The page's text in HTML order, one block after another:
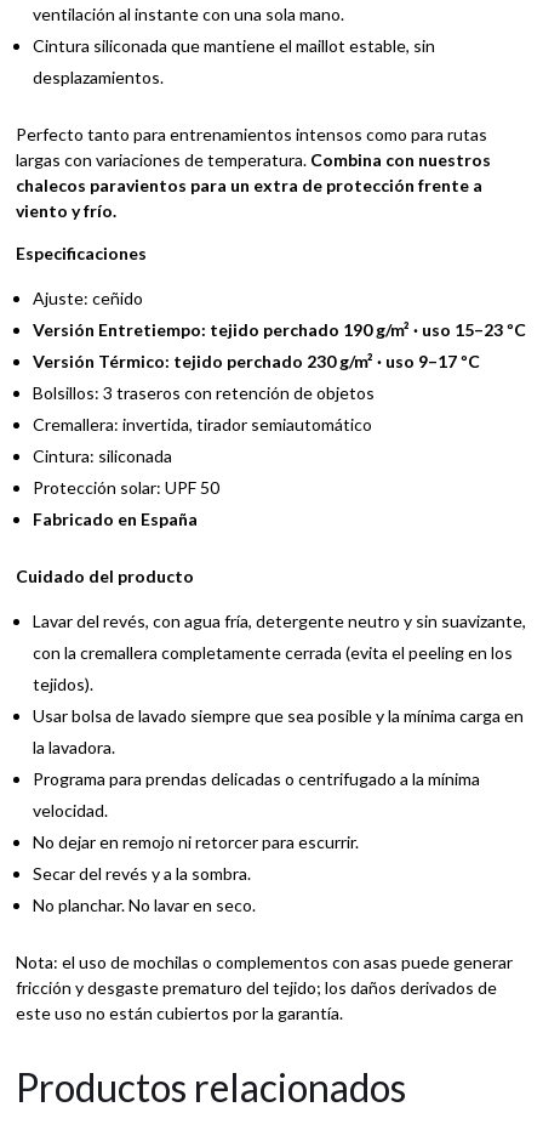
ventilación al instante con una sola mano.
Cintura siliconada que mantiene el maillot estable, sin
desplazamientos.
Perfecto tanto para entrenamientos intensos como para rutas
largas con variaciones de temperatura. Combina con nuestros
chalecos paravientos para un extra de protección frente a
viento y frío.
Especificaciones
Ajuste: ceñido
Versión Entretiempo: tejido perchado 190 g/m² · uso 15–23 ºC
Versión Térmico: tejido perchado 230 g/m² · uso 9–17 ºC
Bolsillos: 3 traseros con retención de objetos
Cremallera: invertida, tirador semiautomático
Cintura: siliconada
Protección solar: UPF 50
Fabricado en España
Cuidado del producto
Lavar del revés, con agua fría, detergente neutro y sin suavizante,
con la cremallera completamente cerrada (evita el peeling en los
tejidos).
Usar bolsa de lavado siempre que sea posible y la mínima carga en
la lavadora.
Programa para prendas delicadas o centrifugado a la mínima
velocidad.
No dejar en remojo ni retorcer para escurrir.
Secar del revés y a la sombra.
No planchar. No lavar en seco.
Nota: el uso de mochilas o complementos con asas puede generar
fricción y desgaste prematuro del tejido; los daños derivados de
este uso no están cubiertos por la garantía.
Productos relacionados